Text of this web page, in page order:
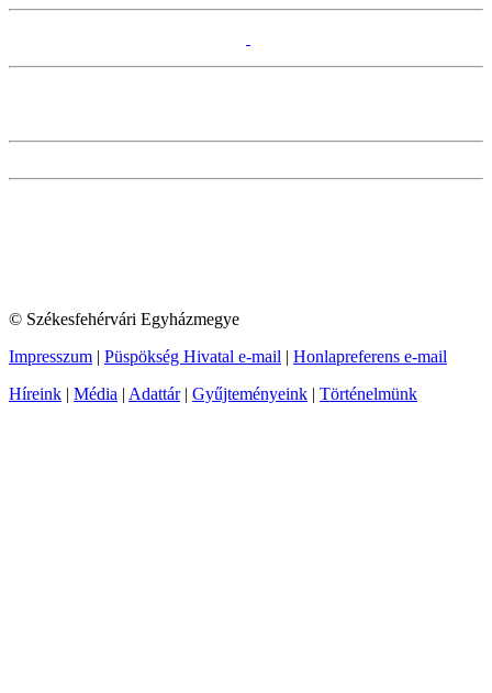
© Székesfehérvári Egyházmegye
Impresszum | Püspökség Hivatal e-mail | Honlapreferens e-mail
Híreink | Média | Adattár| Gyűjteményeink | Történelmünk